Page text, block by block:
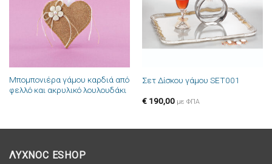
Μπομπονιέρα γάμου καρδιά από
φελλό και ακρυλικό λουλουδάκι
Σετ Δίσκου γάμου SET001
€190,00 με ΦΠΑ
ΛΥΧΝΟC ESHOP